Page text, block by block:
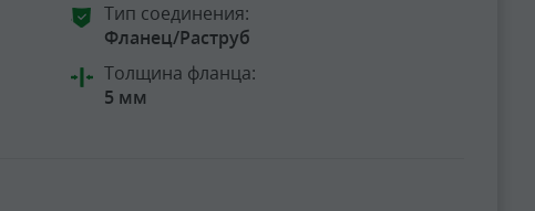
Тип соединения:
Фланец/Раструб
Толщина фланца:
5 мм